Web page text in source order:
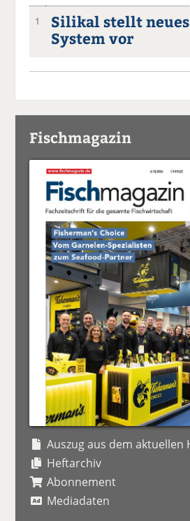
1
Silikal stellt
System vor
Fischmagazin
Auszug aus dem aktuellen
Heftarchiv
Abonnement
Mediadaten